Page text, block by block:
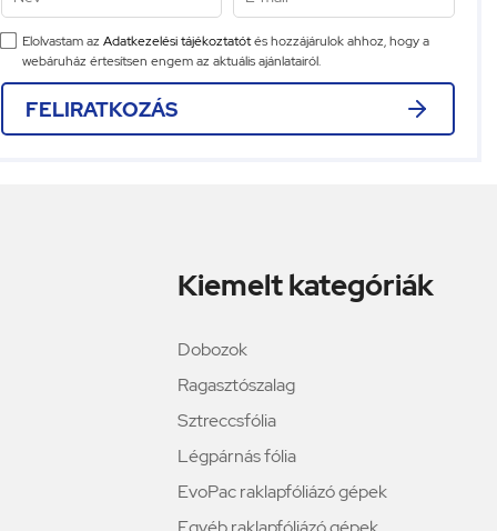
Elolvastam az Adatkezelési tájékoztatótés hozzájárulok ahhoz, hogy a
webáruház értesítsen engem az aktuális ajánlatairól.
FELIRATKOZÁS
Kiemelt kategóriák
Dobozok
Ragasztószalag
Sztreccsfólia
Légpárnás fólia
EvoPac raklapfóliázó gépek